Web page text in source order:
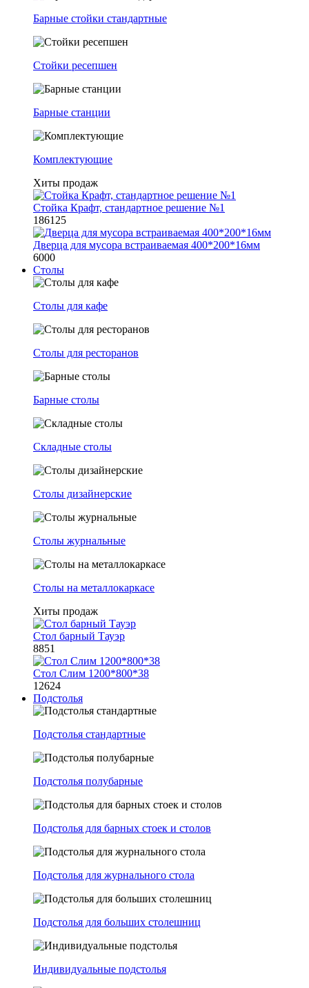
Барные стойки стандартные
Стойки ресепшен
Барные станции
Комплектующие
Хиты продаж
Стойка Крафт, стандартное решение №1
186125
Дверца для мусора встраиваемая 400*200*16мм
6000
Столы
Столы для кафе
Столы для ресторанов
Барные столы
Складные столы
Столы дизайнерские
Столы журнальные
Столы на металлокаркасе
Хиты продаж
Стол барный Тауэр
8851
Стол Слим 1200*800*38
12624
Подстолья
Подстолья стандартные
Подстолья полубарные
Подстолья для барных стоек и столов
Подстолья для журнального стола
Подстолья для больших столешниц
Индивидуальные подстолья